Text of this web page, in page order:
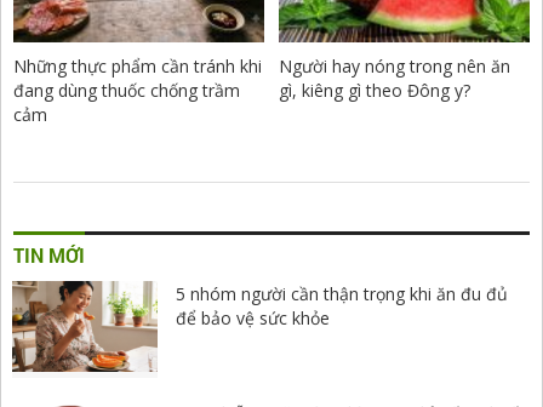
Những thực phẩm cần tránh khi
đang dùng thuốc chống trầm
cảm
Người hay nóng trong nên ăn
gì, kiêng gì theo Đông y?
TIN MỚI
5 nhóm người cần thận trọng khi ăn đu đủ
để bảo vệ sức khỏe